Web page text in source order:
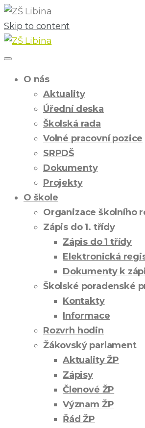
Skip to content
O nás
Aktuality
Úřední deska
Školská rada
Volné pracovní pozice
SRPDŠ
Dokumenty
Projekty
O škole
Organizace školního
Zápis do 1. třídy
Zápis do 1 třídy
Elektronická
Dokumenty k
Školské poradenské
Kontakty
Informace
Rozvrh hodin
Žákovský parlament
Aktuality ŽP
Zápisy
Členové ŽP
Význam ŽP
Řád ŽP